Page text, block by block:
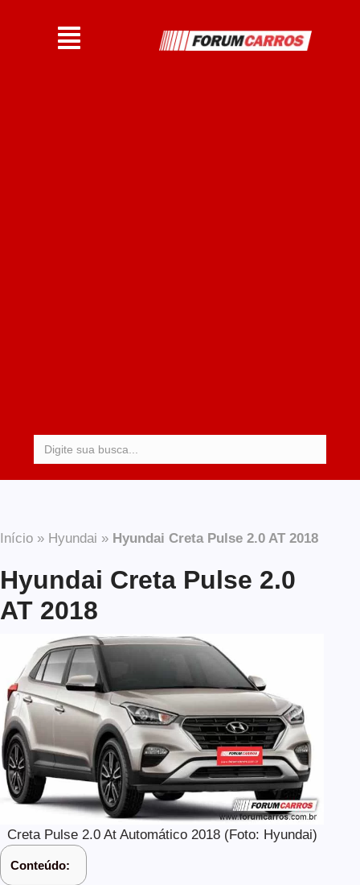
Início » Hyundai » Hyundai Creta Pulse 2.0 AT 2018
Hyundai Creta Pulse 2.0
AT 2018
Creta Pulse 2.0 At Automático 2018 (Foto: Hyundai)
Conteúdo: